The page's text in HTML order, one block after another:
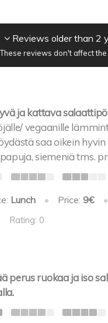
Reviews older than 2
These reviews don't affect
ja kattava
vegaanille
saa oikein
siemeniä tms.
Lunch • Price: 9€ •
Rating: 0
perus ruokaa ja iso